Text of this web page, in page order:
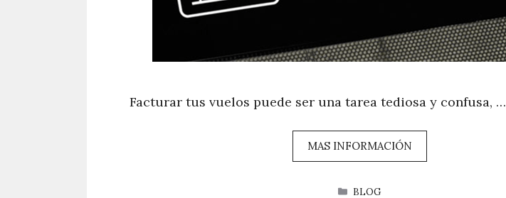
Facturar tus vuelos puede ser una tarea tediosa y confusa, …
MAS INFORMACIÓN
CATEGORÍAS
BLOG